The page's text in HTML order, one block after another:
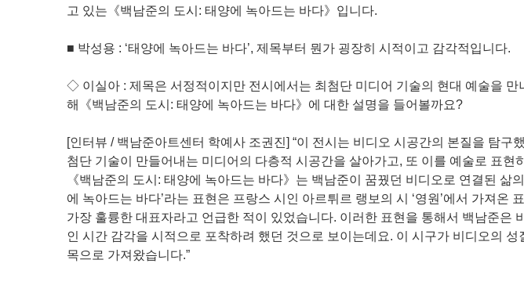
고 있는《백남준의 도시: 태양에 녹아드는 바다》입니다.
■ 박성용 : ‘태양에 녹아드는 바다’, 제목부터 뭔가 굉장히 시적이고 감각적입니다.
◇ 이실아 : 제목은 서정적이지만 전시에서는 최첨단 미디어 기술의 현대 예술을 만
해《백남준의 도시: 태양에 녹아드는 바다》에 대한 설명을 들어볼까요?
[인터뷰 / 백남준아트센터 학예사 조권진] “이 전시는 비디오 시공간의 본질을 탐구
첨단 기술이 만들어내는 미디어의 다층적 시공간을 살아가고, 또 이를 예술로 표현
《백남준의 도시: 태양에 녹아드는 바다》는 백남준이 꿈꿨던 비디오로 연결된 삶
에 녹아드는 바다’라는 표현은 프랑스 시인 아르튀르 랭보의 시 ‘영원’에서 가져온
가장 훌륭한 대표자라고 언급한 적이 있었습니다. 이러한 표현을 통해서 백남준은
인 시간 감각을 시적으로 포착하려 했던 것으로 보이는데요. 이 시구가 비디오의 성
목으로 가져왔습니다.”